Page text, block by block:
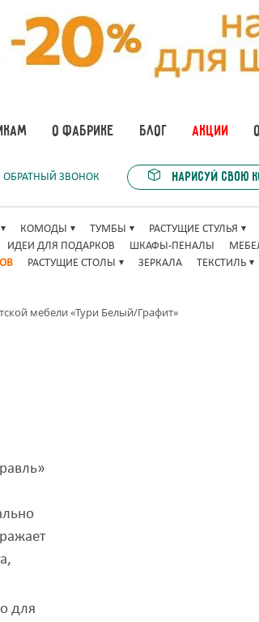
О ФАБРИКЕ БЛОГ АКЦИИ
ОБРАТНЫЙ ЗВОНОК Нарисуй свою
КОМОДЫ ТУМБЫ
РАСТУЩИЕ СТУЛЬЯ
ИДЕИ ДЛЯ ПОДАРКОВ ШКАФЫ-ПЕНАЛЫ
РАСТУЩИЕ СТОЛЫ ЗЕРКАЛА ТЕКСТИЛЬ
мебели «Тури Белый/Графит»
для